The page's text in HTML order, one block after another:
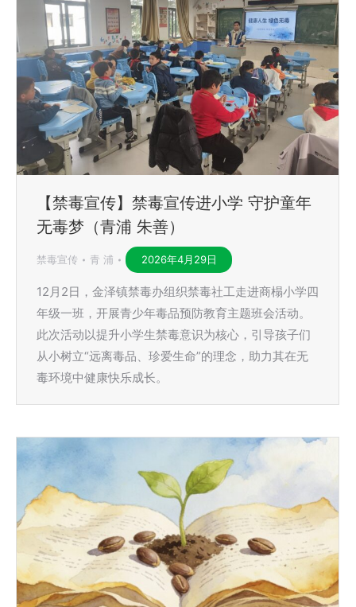
【禁毒宣传】禁毒宣传进小学 守护童年
无毒梦（青浦 朱善）
禁毒宣传 青 浦 2026年4月29日
12月2日，金泽镇禁毒办组织禁毒社工走进商榻小学四
年级一班，开展青少年毒品预防教育主题班会活动。
此次活动以提升小学生禁毒意识为核心，引导孩子们
从小树立“远离毒品、珍爱生命”的理念，助力其在无
毒环境中健康快乐成长。